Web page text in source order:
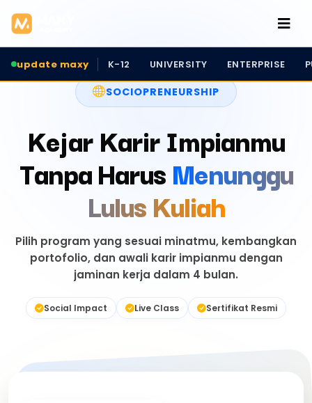
update maxy K-12 UNIVERSITY ENTERPRISE
SOCIOPRENEURSHIP
Kejar Karir Impianmu
Tanpa HarusMenunggu
Lulus Kuliah
Pilih program yang sesuai minatmu, kembangkan
portofolio, dan awali karir impianmu dengan
jaminan kerja dalam 4 bulan.
Social Impact Live Class Sertifikat Resmi